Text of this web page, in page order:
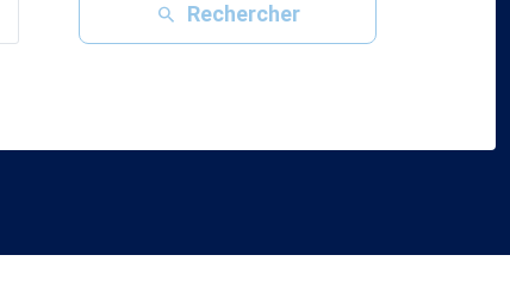
Rechercher